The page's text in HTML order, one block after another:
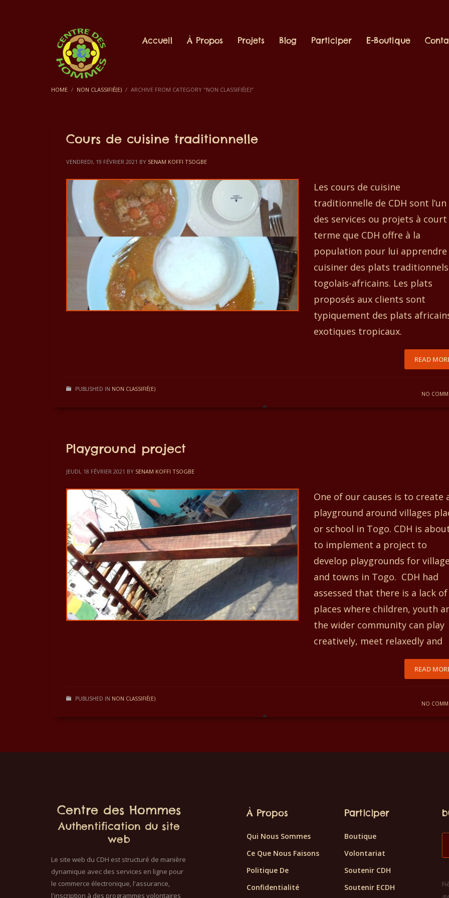
Accueil À Propos Projets Blog Participer E-Boutique
HOME NON CLASSIFIÉ(E) ARCHIVE FROM CATEGORY "NON CLASSIFIÉ(E)"
Cours de cuisine traditionnelle
VENDREDI, 19 FÉVRIER 2021 BY SENAM KOFFI TSOGBE
Les cours de cuisine
traditionnelle de CDH sont l’un
des services ou projets à court
terme que CDH offre à la
population pour lui apprendre
cuisiner des plats traditionnels
togolais-africains. Les plats
proposés aux clients sont
typiquement des plats
exotiques tropicaux.
READ
PUBLISHED IN NON CLASSIFIÉ(E)
NO
Playground project
JEUDI, 18 FÉVRIER 2021 BY SENAM KOFFI TSOGBE
One of our causes is to create
playground around villages
or school in Togo. CDH is
to implement a project to
develop playgrounds for
and towns in Togo. CDH had
assessed that there is a lack of
places where children, youth
the wider community can play
creatively, meet relaxedly and
READ
PUBLISHED IN NON CLASSIFIÉ(E)
NO
Centre des Hommes
Authentification du site
web
Le site web du CDH est structuré de manière
dynamique avec des services en ligne pour
le commerce électronique, l'assurance,
l'inscription à des programmes volontaires
À Propos
Qui Nous Sommes
Ce Que Nous Faisons
Politique De
Confidentialité
Participer
Boutique
Volontariat
Soutenir CDH
Soutenir ECDH